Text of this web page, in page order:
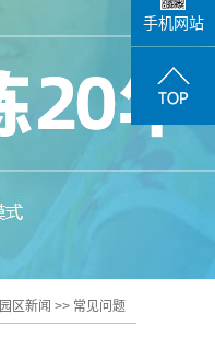
园区新闻 >> 常见问题
手机网站